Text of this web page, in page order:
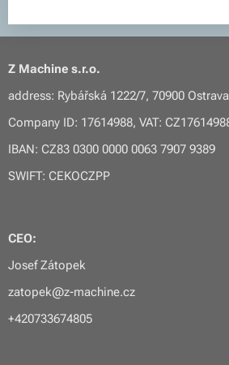
Z Machine s.r.o.
address: Rybářská 1222/7, 70900 Ostrava
Company ID: 17614988, VAT:
IBAN: CZ83 0300 0000 0063 7907 9389
SWIFT: CEKOCZPP
CEO:
Josef Zátopek
zatopek@z-machine.cz
+420733674805